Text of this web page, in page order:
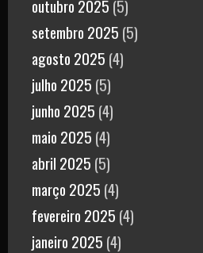
outubro 2025 (5)
setembro 2025 (5)
agosto 2025 (4)
julho 2025 (5)
junho 2025 (4)
maio 2025 (4)
abril 2025 (5)
março 2025 (4)
fevereiro 2025 (4)
janeiro 2025 (4)